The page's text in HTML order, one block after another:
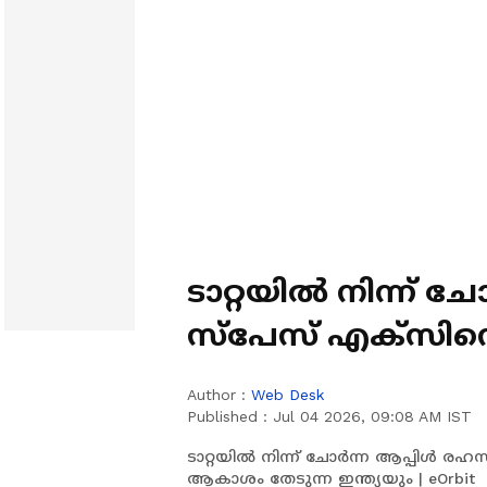
ടാറ്റയിൽ നിന്ന്
സ്‌പേസ്
Author : Web Desk
Published : Jul 04 2026, 09:08 AM IST
ടാറ്റയിൽ നിന്ന് ചോർന്ന ആപ്പിൾ
ആകാശം തേടുന്ന ഇന്ത്യയും | eOrbit